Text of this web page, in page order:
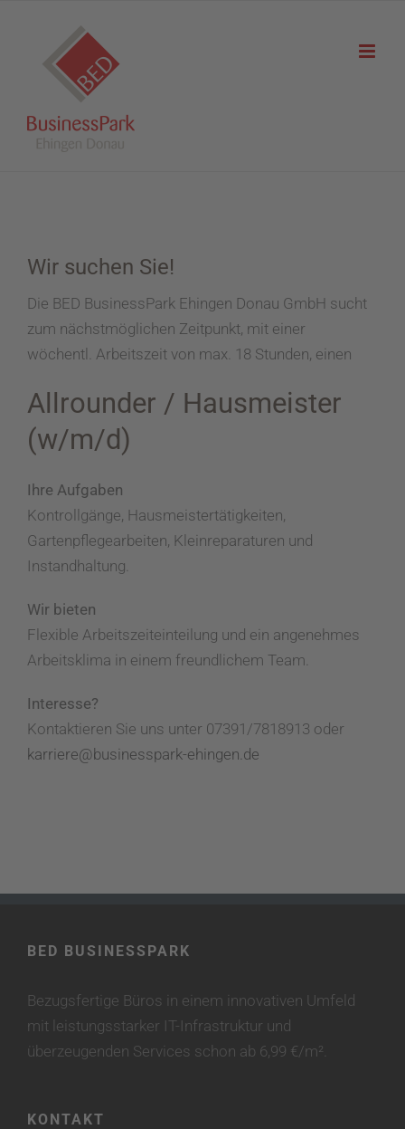
springen
Wir suchen Sie!
Die BED BusinessPark Ehingen Donau GmbH sucht
zum nächstmöglichen Zeitpunkt, mit einer
wöchentl. Arbeitszeit von max. 18 Stunden, einen
Allrounder / Hausmeister
(w/m/d)
Ihre Aufgaben
Kontrollgänge, Hausmeistertätigkeiten,
Gartenpflegearbeiten, Kleinreparaturen und
Instandhaltung.
Wir bieten
Flexible Arbeitszeiteinteilung und ein angenehmes
Arbeitsklima in einem freundlichem Team.
Interesse?
Kontaktieren Sie uns unter 07391/7818913 oder
karriere@businesspark-ehingen.de
BED BUSINESSPARK
Bezugsfertige Büros in einem innovativen Umfeld
mit leistungsstarker IT-Infrastruktur und
überzeugenden Services schon ab 6,99 €/m².
KONTAKT